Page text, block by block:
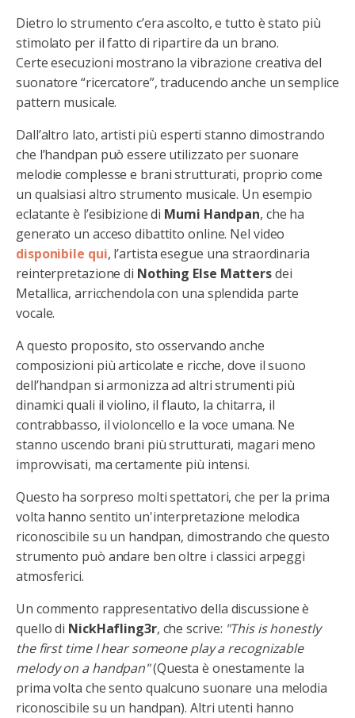
Dietro lo strumento c’era ascolto, e tutto è stato più
stimolato per il fatto di ripartire da un brano.
Certe esecuzioni mostrano la vibrazione creativa del
suonatore “ricercatore”, traducendo anche un semplice
pattern musicale.
Dall’altro lato, artisti più esperti stanno dimostrando
che l’handpan può essere utilizzato per suonare
melodie complesse e brani strutturati, proprio come
un qualsiasi altro strumento musicale. Un esempio
eclatante è l’esibizione di Mumi Handpan, che ha
generato un acceso dibattito online. Nel video
disponibile qui, l’artista esegue una straordinaria
reinterpretazione di Nothing Else Mattersdei
Metallica, arricchendola con una splendida parte
vocale.
A questo proposito, sto osservando anche
composizioni più articolate e ricche, dove il suono
dell’handpan si armonizza ad altri strumenti più
dinamici quali il violino, il flauto, la chitarra, il
contrabbasso, il violoncello e la voce umana. Ne
stanno uscendo brani più strutturati, magari meno
improvvisati, ma certamente più intensi.
Questo ha sorpreso molti spettatori, che per la prima
volta hanno sentito un'interpretazione melodica
riconoscibile su un handpan, dimostrando che questo
strumento può andare ben oltre i classici arpeggi
atmosferici.
Un commento rappresentativo della discussione è
quello di NickHafling3r, che scrive: "This is honestly
the first time I hear someone play a recognizable
melody on a handpan"(Questa è onestamente la
prima volta che sento qualcuno suonare una melodia
riconoscibile su un handpan). Altri utenti hanno